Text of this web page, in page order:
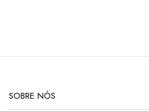
SOBRE NÓS